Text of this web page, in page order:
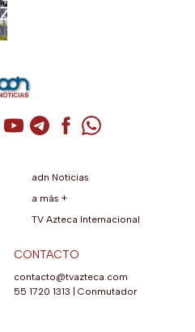
al poder, investigar y
X / Twitter (se abre en una
de Instagram (se abre en una
Cuenta de TikTok (se abre en
Cuenta de YouTube (se abre
Cuenta de Telegram (se
Cuenta de
Cuenta de
adn Noticias
a más +
TV Azteca Internacional
CONTACTO
contacto@tvazteca.com
55 1720 1313
Conmutador